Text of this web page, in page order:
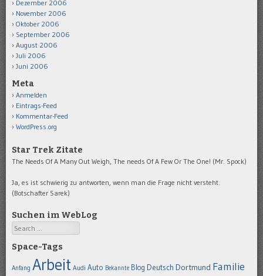
Dezember 2006
November 2006
Oktober 2006
September 2006
August 2006
Juli 2006
Juni 2006
Meta
Anmelden
Eintrags-Feed
Kommentar-Feed
WordPress.org
Star Trek Zitate
The Needs Of A Many Out Weigh, The needs Of A Few Or The One! (Mr. Spock)
Ja, es ist schwierig zu antworten, wenn man die Frage nicht versteht.
(Botschafter Sarek)
Suchen im WebLog
Search
Space-Tags
Anfang Arbeit Audi Auto Bekannte Blog Deutsch Dortmund Familie